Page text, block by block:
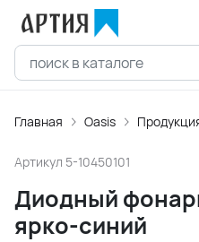
Главная Oasis
Артикул 5-10450101
Диодный
ярко-синий